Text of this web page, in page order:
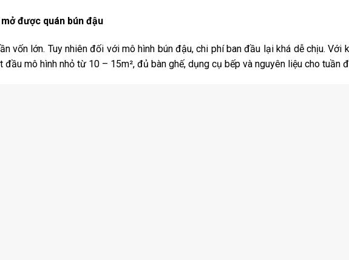
được quán bún đậu
vốn lớn. Tuy nhiên đối với mô hình bún đậu, chi phí ban đầu lại khá dễ chịu. Với
đầu mô hình nhỏ từ 10 – 15m², đủ bàn ghế, dụng cụ bếp và nguyên liệu cho tuần